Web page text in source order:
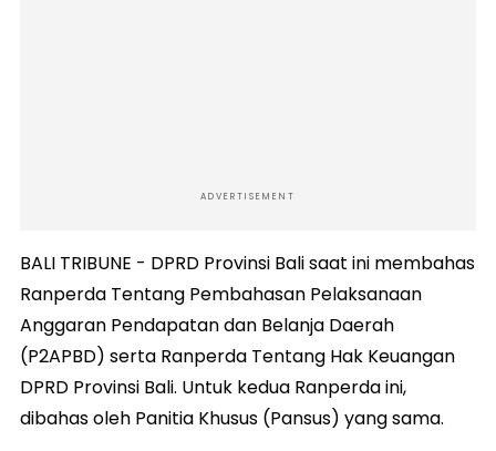
ADVERTISEMENT
BALI TRIBUNE - DPRD Provinsi Bali saat ini membahas
Ranperda Tentang Pembahasan Pelaksanaan
Anggaran Pendapatan dan Belanja Daerah
(P2APBD) serta Ranperda Tentang Hak Keuangan
DPRD Provinsi Bali. Untuk kedua Ranperda ini,
dibahas oleh Panitia Khusus (Pansus) yang sama.